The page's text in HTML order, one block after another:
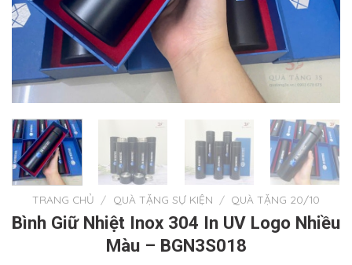
TRANG CHỦ / QUÀ TẶNG SỰ KIỆN / QUÀ TẶNG 20/10
Bình Giữ Nhiệt Inox 304 In UV Logo Nhiều
Màu – BGN3S018